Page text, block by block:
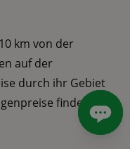
km von der
auf der
durch ihr Gebiet
finden Sie